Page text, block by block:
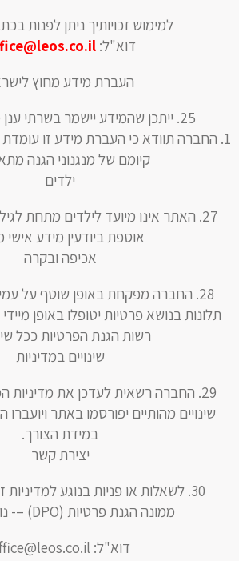
למימוש זכויותיך ניתן לפנות
דוא"ל:
העברת מידע מחוץ
ייתכן שהמידע יישמר בשרתי
החברה תוודא כי העברת מידע זו עומדת
קיומם של מנגנוני הגנה
ילדים
אוספת ביודעין מידע
אכיפה ובקרה
החברה מפקחת באופן שוטף על
תלונות בנושא פרטיות יטופלו באופן
רשות הגנת הפרטיות ככל
שינויים במדיניות
החברה רשאית לעדכן את מדיניות
שינויים מהותיים יפורסמו באתר
במידת הצורך.
יצירת קשר
לשאלות או פניות בנוגע למדיניות
ממונה הגנת פרטיות (DPO) –- נועם נויזדה
דוא"ל: